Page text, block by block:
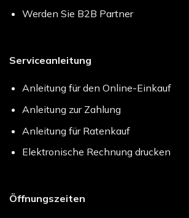
Werden Sie B2B Partner
Serviceanleitung
Anleitung für den Online-Einkauf
Anleitung zur Zahlung
Anleitung für Ratenkauf
Elektronische Rechnung drucken
Öffnungszeiten